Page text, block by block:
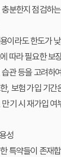
분한지 점검하
이라도 한도가
따라 필요한 보
관 등을 고려하
, 보험 가입 기
기 시 재가입 여
성
특약들이 존재